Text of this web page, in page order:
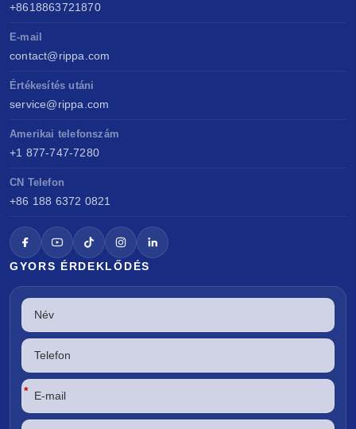
+8618863721870
E-mail
contact@rippa.com
Értékesítés utáni
service@rippa.com
Amerikai telefonszám
+1 877-747-7280
CN Telefon
+86 188 6372 0821
GYORS ÉRDEKLŐDÉS
*